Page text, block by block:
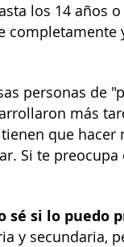
los 14 años
completamente
personas de
más
que hacer
Si te
sé si lo puedo
y secundaria,